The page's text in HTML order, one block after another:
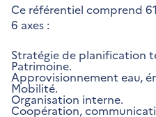
Ce référentiel comprend
6 axes :
Stratégie de planification
Patrimoine.
Approvisionnement eau,
Mobilité.
Organisation interne.
Coopération,